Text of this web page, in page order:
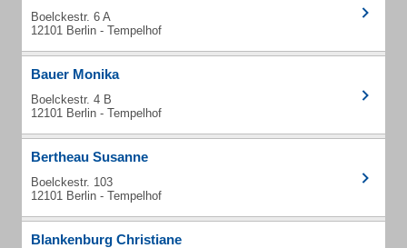
Boelckestr. 6 A
12101 Berlin - Tempelhof
Bauer Monika
Boelckestr. 4 B
12101 Berlin - Tempelhof
Bertheau Susanne
Boelckestr. 103
12101 Berlin - Tempelhof
Blankenburg Christiane